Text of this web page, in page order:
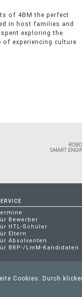
of 4BM the perfect
in host families and
exploring the
experiencing culture
and enjoyíng
Bewerber
HTL-Schüler
Eltern
Absolventen
BRP-/LmM-Kandidaten
Cookies. Durch